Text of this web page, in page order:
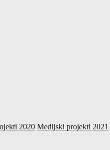
2020 Medijski projekti 2021